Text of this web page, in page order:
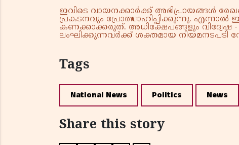
ഇവിടെ വായനക്കാർക്ക് അഭിപ്രായങ്ങൾ
പ്രകടനവും പ്രോത്സാഹിപ്പിക്കുന്നു. എന്നാൽ
കണക്കാക്കരുത്. അധിക്ഷേപങ്ങളും വിദ്വേഷ -
ലംഘിക്കുന്നവർക്ക് ശക്തമായ നിയമനടപടി
Tags
National News Politics News
Share this story